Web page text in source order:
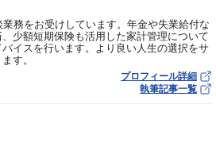
業務をお受けしています。年金や失業給付な
少額短期保険も活用した家計管理について
イスを行います。より良い人生の選択をサ
す。
プロフィール詳細
執筆記事一覧